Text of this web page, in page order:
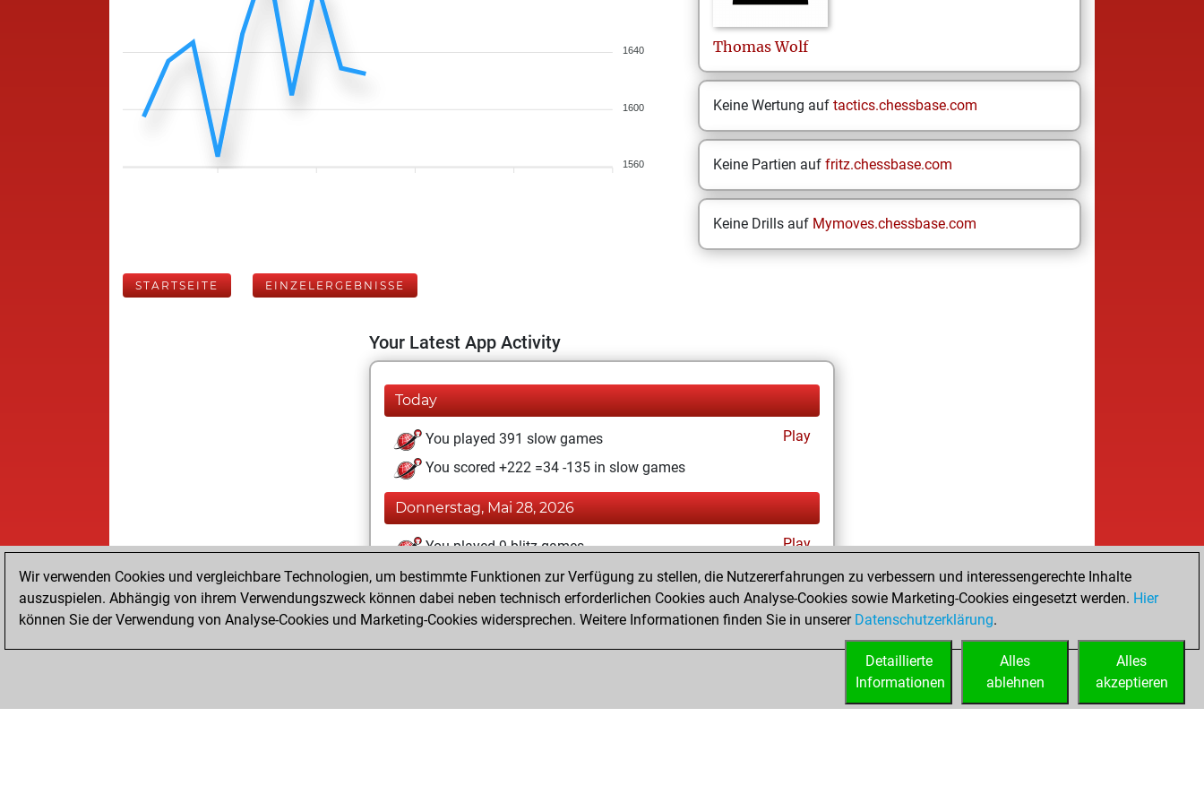
1640
1600
1560
Thomas Wolf
Keine Wertung auf tactics.chessbase.com
Keine Partien auf fritz.chessbase.com
Keine Drills auf Mymoves.chessbase.com
STARTSEITE EINZELERGEBNISSE
Your Latest App Activity
Today
You played 391 slow games
Play
You scored +222 =34 -135 in slow games
Donnerstag, Mai 28, 2026
You played 9 blitz games
Play
You scored +5 =0 -4 in blitz
Wir verwenden Cookies und vergleichbare Technologien, um bestimmte Funktionen zur Verfügung zu stellen, die Nutzererfahrungen zu verbessern und interessengerechte Inhalte
auszuspielen. Abhängig von ihrem Verwendungszweck können dabei neben technisch erforderlichen Cookies auch Analyse-Cookies sowie Marketing-Cookies eingesetzt werden. Hier
können Sie der Verwendung von Analyse-Cookies und Marketing-Cookies widersprechen. Weitere Informationen finden Sie in unserer Datenschutzerklärung.
Alles
akzeptieren
Alles
ablehnen
Detaillierte
Informationen